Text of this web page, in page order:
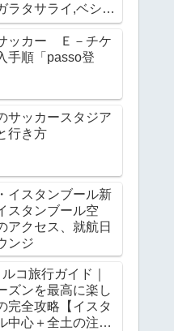
ラタサライ,ベシク
試合を見よう！
ッカー Ｅ－チケ
手順「passo登
サッカースタジア
行き方
イスタンブール新
スタンブール空
アクセス、就航日
ンジ
コ旅行ガイド｜
ズンを最高に楽し
完全攻略【イスタ
中心＋全土の注目